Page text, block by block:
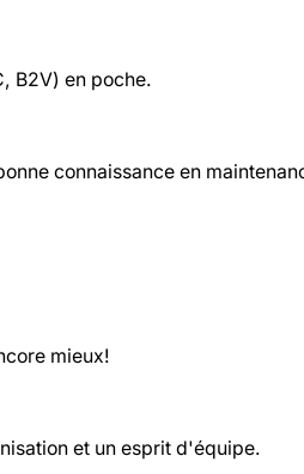
B2V) en poche.
connaissance en
mieux!
et un esprit d'équipe.